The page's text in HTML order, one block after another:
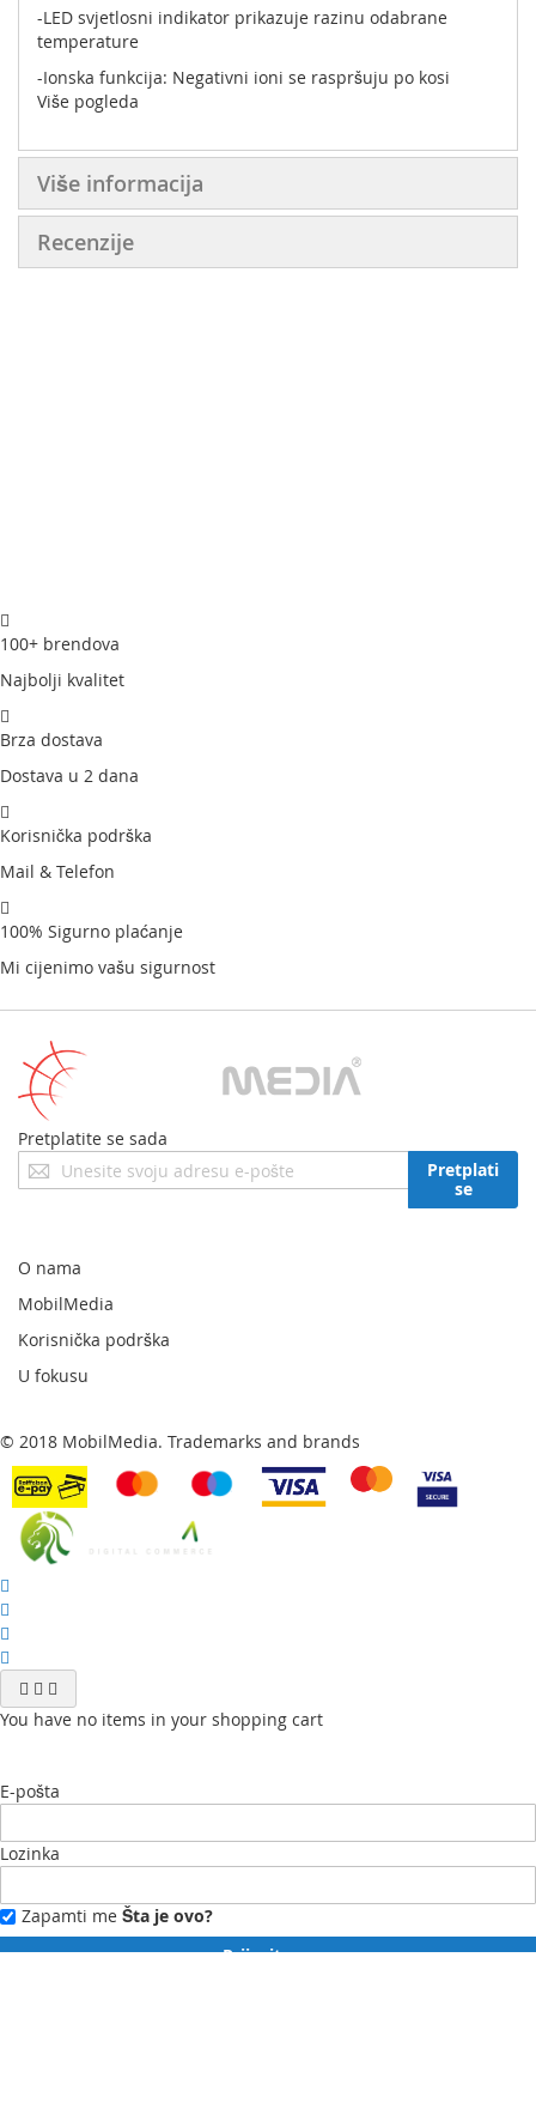
-LED svjetlosni indikator prikazuje razinu odabrane
temperature
-Ionska funkcija: Negativni ioni se raspršuju po kosi
tijekom ravnanja kako bi smanjili statički elektricitet i
-Sustav zaključavanja za zaštitu i spremanje
-Zamijenjivi vrhovi omogućavaju precizno ravnanje ili
kovrčanje
Više pogleda
Više informacija
Recenzije
100+ brendova
Najbolji kvalitet
Brza dostava
Dostava u 2 dana
Korisnička podrška
Mail & Telefon
100% Sigurno plaćanje
Mi cijenimo vašu sigurnost
Pretplatite se sada
Prijavite
se
newsletter:
Pretplati
se
O nama
MobilMedia
Korisnička podrška
U fokusu
© 2018 MobilMedia. Trademarks and brands
You have no items in your shopping cart
E-pošta
Lozinka
Zapamti me Šta je ovo?
Prijavite se